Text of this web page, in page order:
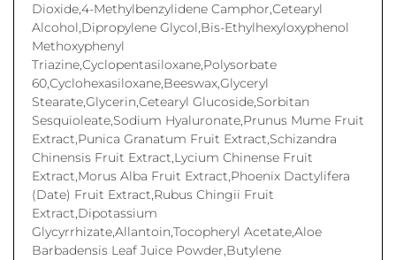
Dioxide,4-Methylbenzylidene Camphor,Cetearyl
Alcohol,Dipropylene Glycol,Bis-Ethylhexyloxyphenol
Methoxyphenyl
Triazine,Cyclopentasiloxane,Polysorbate
60,Cyclohexasiloxane,Beeswax,Glyceryl
Stearate,Glycerin,Cetearyl Glucoside,Sorbitan
Sesquioleate,Sodium Hyaluronate,Prunus Mume Fruit
Extract,Punica Granatum Fruit Extract,Schizandra
Chinensis Fruit Extract,Lycium Chinense Fruit
Extract,Morus Alba Fruit Extract,Phoenix Dactylifera
(Date) Fruit Extract,Rubus Chingii Fruit
Extract,Dipotassium
Glycyrrhizate,Allantoin,Tocopheryl Acetate,Aloe
Barbadensis Leaf Juice Powder,Butylene